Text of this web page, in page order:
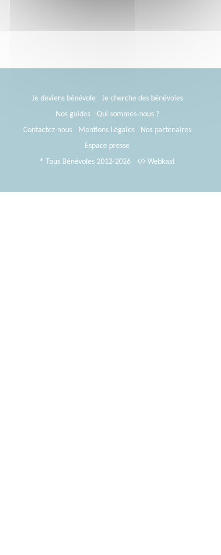
Je deviens bénévole
Je cherche des bénévoles
Nos guides
Qui sommes-nous ?
Contactez-nous
Mentions Légales
Nos partenaires
Espace presse
® Tous Bénévoles 2012-2026
Webkast